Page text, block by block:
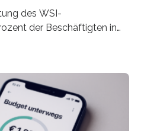
des WSI-
der Beschäftigten in
der Anteil mit 72 Prozent
teurer geworden. Für
das zumeist im Juni oder
ein wichtiger Faktor, um
leisten zu